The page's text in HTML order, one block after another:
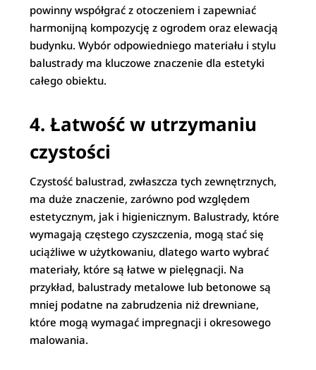
powinny współgrać z otoczeniem i zapewniać
harmonijną kompozycję z ogrodem oraz elewacją
budynku. Wybór odpowiedniego materiału i stylu
balustrady ma kluczowe znaczenie dla estetyki
całego obiektu.
4. Łatwość w utrzymaniu
czystości
Czystość balustrad, zwłaszcza tych zewnętrznych,
ma duże znaczenie, zarówno pod względem
estetycznym, jak i higienicznym. Balustrady, które
wymagają częstego czyszczenia, mogą stać się
uciążliwe w użytkowaniu, dlatego warto wybrać
materiały, które są łatwe w pielęgnacji. Na
przykład, balustrady metalowe lub betonowe są
mniej podatne na zabrudzenia niż drewniane,
które mogą wymagać impregnacji i okresowego
malowania.